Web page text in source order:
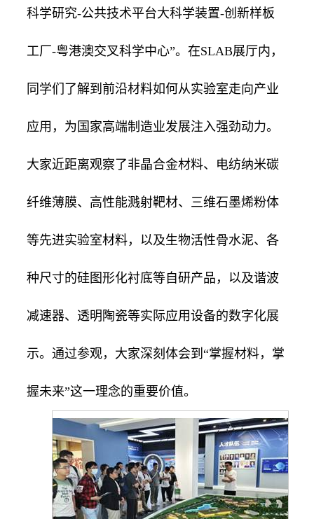
科学研究-公共技术平台大科学装置-创新样板
工厂-粤港澳交叉科学中心”。在SLAB展厅内，
同学们了解到前沿材料如何从实验室走向产业
应用，为国家高端制造业发展注入强劲动力。
大家近距离观察了非晶合金材料、电纺纳米碳
纤维薄膜、高性能溅射靶材、三维石墨烯粉体
等先进实验室材料，以及生物活性骨水泥、各
种尺寸的硅图形化衬底等自研产品，以及谐波
减速器、透明陶瓷等实际应用设备的数字化展
示。通过参观，大家深刻体会到“掌握材料，掌
握未来”这一理念的重要价值。